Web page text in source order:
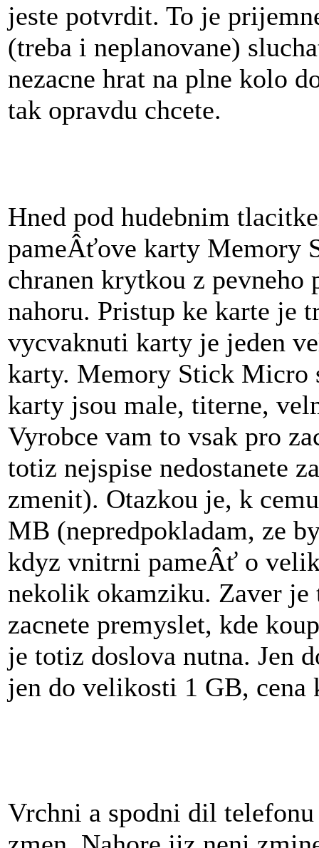
jeste potvrdit. To je
(treba i neplanovane)
nezacne hrat na plne kolo
tak opravdu chcete.
Hned pod hudebnim
pameÂťove karty Memory
chranen krytkou z pevneho
nahoru. Pristup ke karte je
vycvaknuti karty je jeden
karty. Memory Stick Micro
karty jsou male, titerne,
Vyrobce vam to vsak pro
totiz nejspise nedostanete
zmenit). Otazkou je, k
MB (nepredpokladam, ze
kdyz vnitrni pameÂť o
nekolik okamziku. Zaver
zacnete premyslet, kde
je totiz doslova nutna. Jen
jen do velikosti 1 GB,
Vrchni a spodni dil